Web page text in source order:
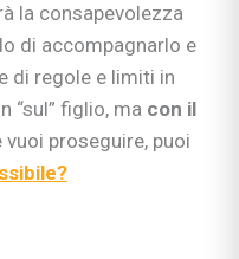
la consapevolezza
di accompagnarlo e
di regole e limiti in
“sul” figlio, ma con il
proseguire, puoi